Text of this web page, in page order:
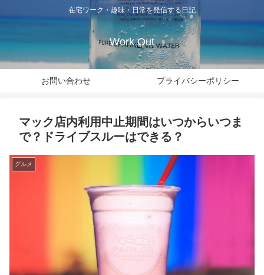
在宅ワーク・趣味・日常を発信する日記
Work Out
お問い合わせ プライバシーポリシー
マック店内利用中止期間はいつからいつま
で？ドライブスルーはできる？
グルメ